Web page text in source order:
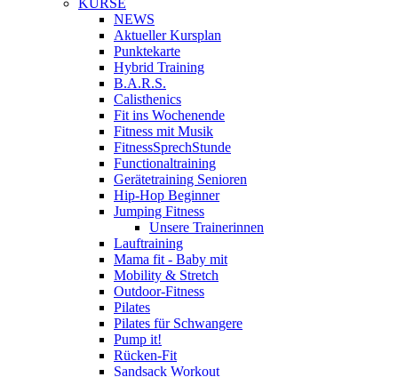
KURSE
NEWS
Aktueller Kursplan
Punktekarte
Hybrid Training
B.A.R.S.
Calisthenics
Fit ins Wochenende
Fitness mit Musik
FitnessSprechStunde
Functionaltraining
Gerätetraining Senioren
Hip-Hop Beginner
Jumping Fitness
Unsere Trainerinnen
Lauftraining
Mama fit - Baby mit
Mobility & Stretch
Outdoor-Fitness
Pilates
Pilates für Schwangere
Pump it!
Rücken-Fit
Sandsack Workout